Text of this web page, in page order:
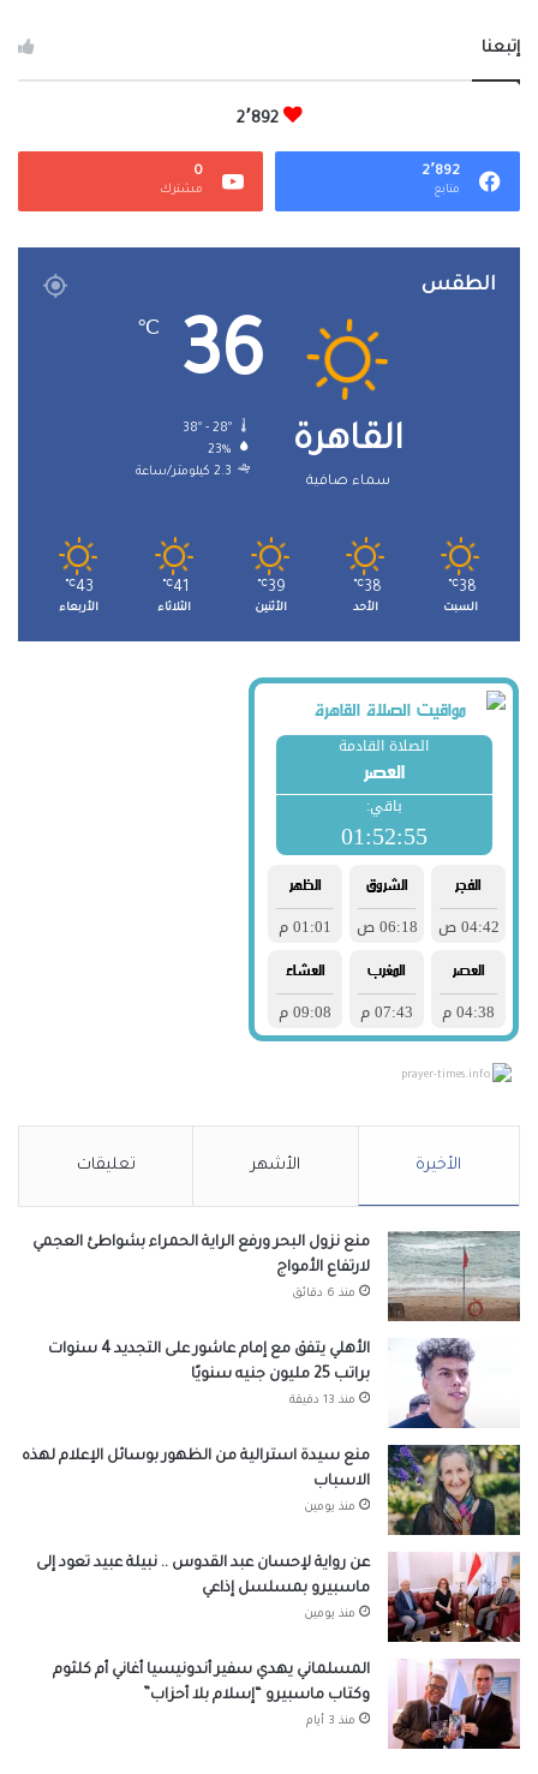
إتبعنا
2٬892
2٬892
متابع
0
مشترك
الطقس
القاهرة
سماء صافية
36
℃
38º - 28º
23%
2.3 كيلومتر/ساعة
38
℃
السبت
38
℃
الأحد
39
℃
الأثنين
41
℃
الثلاثاء
43
℃
الأربعاء
prayer-times.info
الأخيرة الأشهر تعليقات
منع نزول البحر ورفع الراية الحمراء بشواطئ العجمي
لارتفاع الأمواج
منذ 6 دقائق
الأهلي يتفق مع إمام عاشور على التجديد 4 سنوات
براتب 25 مليون جنيه سنويًا
منذ 13 دقيقة
منع سيدة استرالية من الظهور بوسائل الإعلام لهذه
الاسباب
منذ يومين
عن رواية لإحسان عبد القدوس .. نبيلة عبيد تعود إلى
ماسبيرو بمسلسل إذاعي
منذ يومين
المسلماني يهدي سفير أندونيسيا أغاني أم كلثوم
وكتاب ماسبيرو “إسلام بلا أحزاب”
منذ 3 أيام